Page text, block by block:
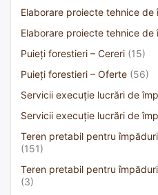
Elaborare proiecte tehnice de
Elaborare proiecte tehnice de
Puieți forestieri – Cereri (15)
Puieți forestieri – Oferte (56)
Servicii execuție lucrări de
Servicii execuție lucrări de
Teren pretabil pentru
(151)
Teren pretabil pentru
(3)